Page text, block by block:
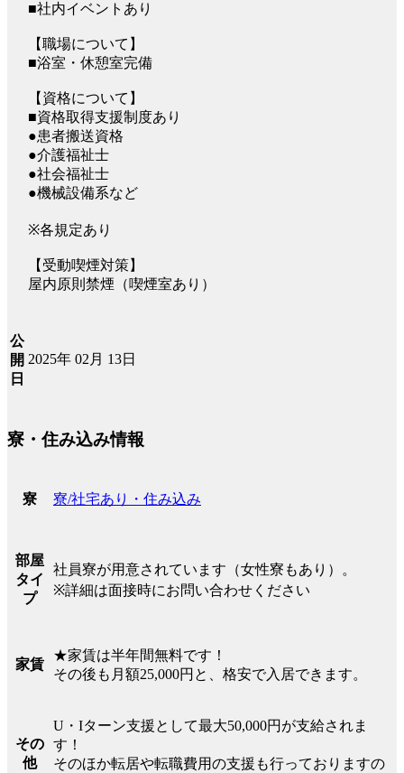
■社内イベントあり
【職場について】
■浴室・休憩室完備
【資格について】
■資格取得支援制度あり
●患者搬送資格
●介護福祉士
●社会福祉士
●機械設備系など
※各規定あり
【受動喫煙対策】
屋内原則禁煙（喫煙室あり）
公
開
日
2025年 02月 13日
寮・住み込み情報
寮 寮/社宅あり・住み込み
部屋
タイ
プ
社員寮が用意されています（女性寮もあり）。
※詳細は面接時にお問い合わせください
家賃
★家賃は半年間無料です！
その後も月額25,000円と、格安で入居できます。
その
他
U・Iターン支援として最大50,000円が支給されま
す！
そのほか転居や転職費用の支援も行っておりますの